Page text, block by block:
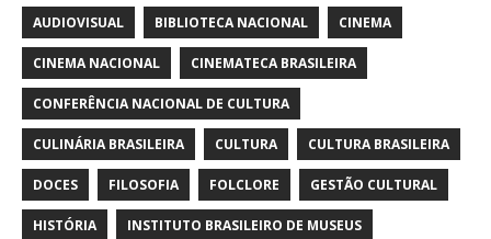
AUDIOVISUAL BIBLIOTECA NACIONAL CINEMA
CINEMA NACIONAL CINEMATECA BRASILEIRA
CONFERÊNCIA NACIONAL DE CULTURA
CULINÁRIA BRASILEIRA CULTURA CULTURA BRASILEIRA
DOCES FILOSOFIA FOLCLORE GESTÃO CULTURAL
HISTÓRIA INSTITUTO BRASILEIRO DE MUSEUS